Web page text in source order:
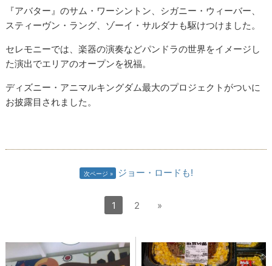
『アバター』のサム・ワーシントン、シガニー・ウィーバー、
スティーヴン・ラング、ゾーイ・サルダナも駆けつけました。
セレモニーでは、楽器の演奏などパンドラの世界をイメージし
た演出でエリアのオープンを祝福。
ディズニー・アニマルキングダム最大のプロジェクトがついに
お披露目されました。
次ページ ジョー・ロードも!
1 2 »